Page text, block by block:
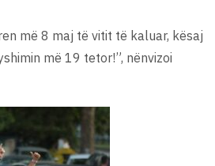
më 8 maj të vitit të kaluar, kësaj
më 19 tetor!”, nënvizoi